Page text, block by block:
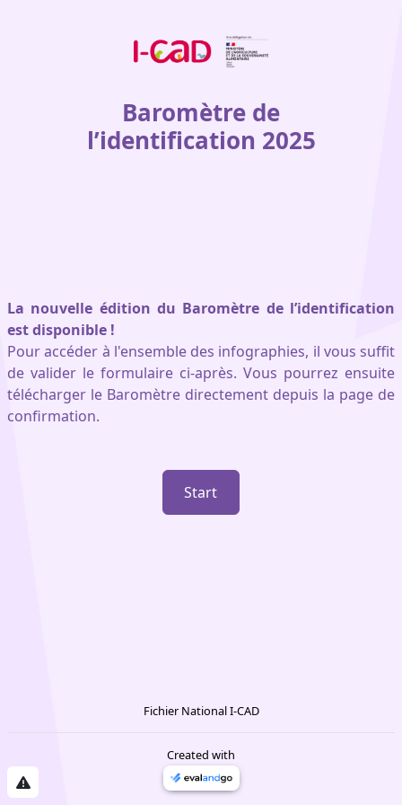
Baromètre de
l’identification 2025
La nouvelle édition du Baromètre de l’identification
est disponible !
Pour accéder à l'ensemble des infographies, il vous suffit
de valider le formulaire ci-après. Vous pourrez ensuite
télécharger le Baromètre directement depuis la page de
confirmation.
Start
Fichier National I-CAD
Created with